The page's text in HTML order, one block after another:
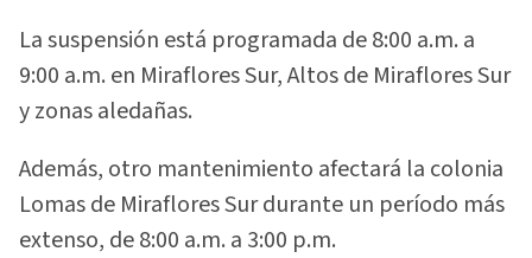
La suspensión está programada de 8:00 a.m. a
9:00 a.m. en Miraflores Sur, Altos de Miraflores Sur
y zonas aledañas.
Además, otro mantenimiento afectará la colonia
Lomas de Miraflores Sur durante un período más
extenso, de 8:00 a.m. a 3:00 p.m.